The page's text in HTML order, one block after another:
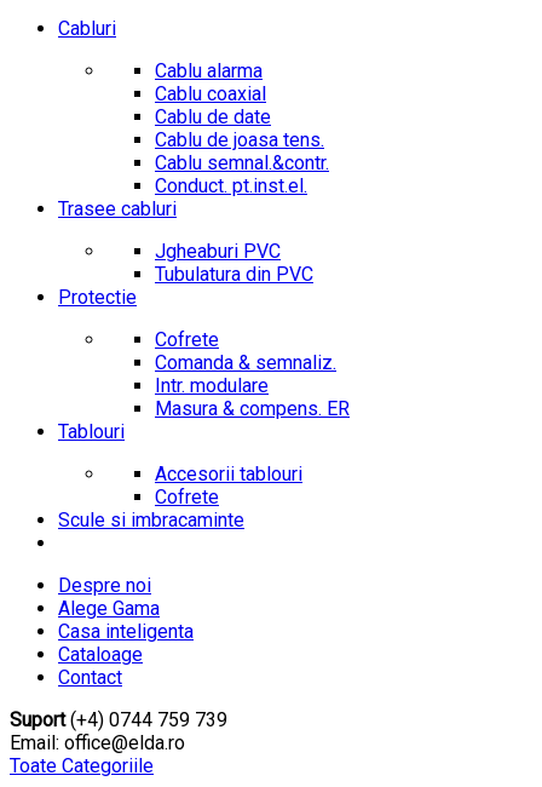
Cabluri
Cablu alarma
Cablu coaxial
Cablu de date
Cablu de joasa tens.
Cablu semnal.&contr.
Conduct. pt.inst.el.
Trasee cabluri
Jgheaburi PVC
Tubulatura din PVC
Protectie
Cofrete
Comanda & semnaliz.
Intr. modulare
Masura & compens. ER
Tablouri
Accesorii tablouri
Cofrete
Scule si imbracaminte
Despre noi
Alege Gama
Casa inteligenta
Cataloage
Contact
Suport(+4) 0744 759 739
Email: office@elda.ro
Toate Categoriile